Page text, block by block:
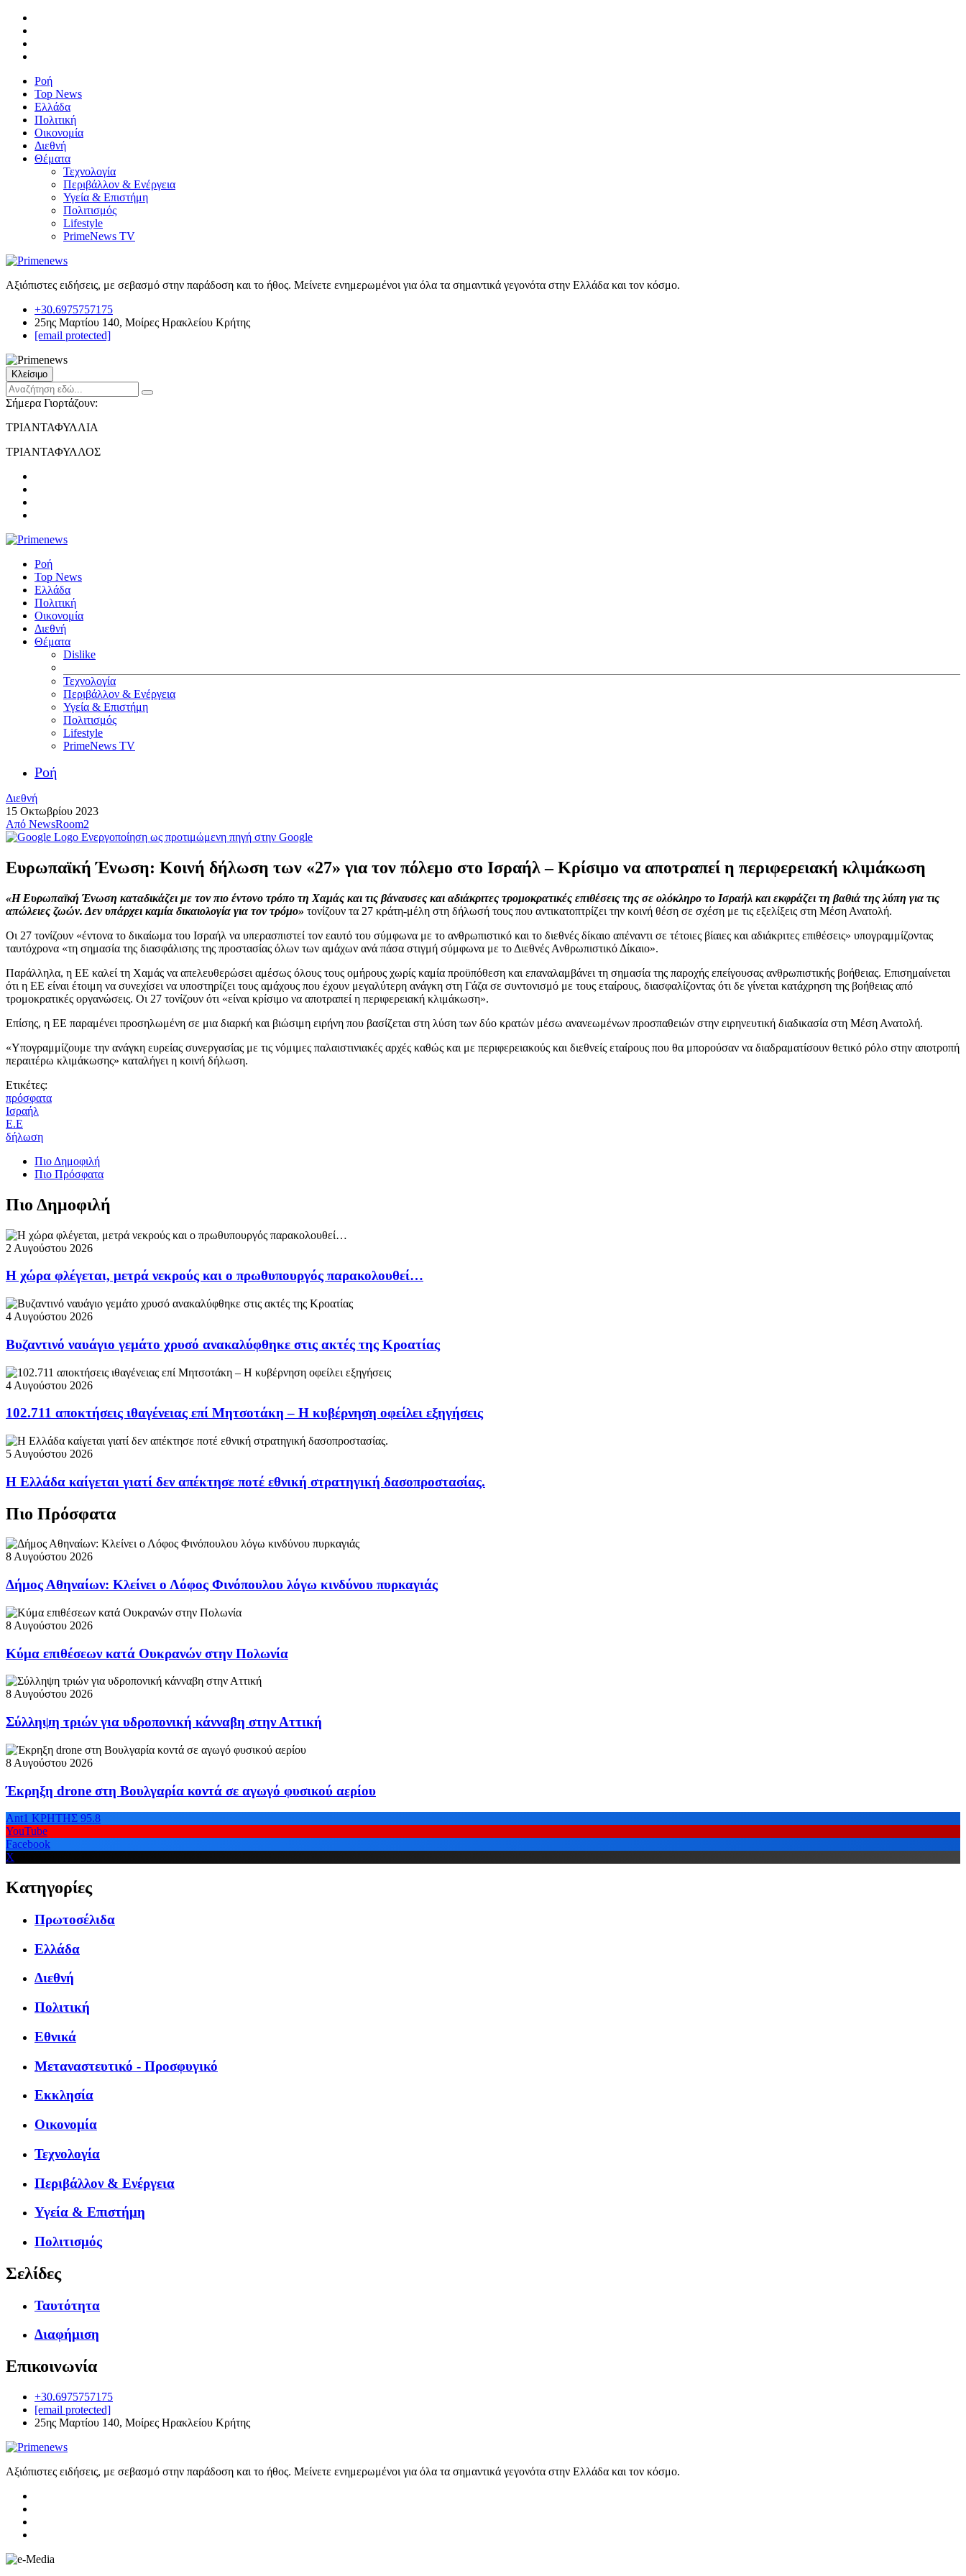
Ροή
Top News
Ελλάδα
Πολιτική
Οικονομία
Διεθνή
Θέματα
Τεχνολογία
Περιβάλλον & Ενέργεια
Υγεία & Επιστήμη
Πολιτισμός
Lifestyle
PrimeNews TV
Αξιόπιστες ειδήσεις, με σεβασμό στην παράδοση και το ήθος. Μείνετε ενημερωμένοι για όλα τα σημαντικά γεγονότα στην Ελλάδα και τον κόσμο.
+30.6975757175
25ης Μαρτίου 140, Μοίρες Ηρακλείου Κρήτης
[email protected]
Κλείσιμο
Σήμερα Γιορτάζουν:
ΤΡΙΑΝΤΑΦΥΛΛΙΑ
ΤΡΙΑΝΤΑΦΥΛΛΟΣ
Ροή
Top News
Ελλάδα
Πολιτική
Οικονομία
Διεθνή
Θέματα
Dislike
Τεχνολογία
Περιβάλλον & Ενέργεια
Υγεία & Επιστήμη
Πολιτισμός
Lifestyle
PrimeNews TV
Ροή
Διεθνή
15 Οκτωβρίου 2023
Από NewsRoom2
Ενεργοποίηση ως προτιμώμενη πηγή στην Google
Ευρωπαϊκή Ένωση: Κοινή δήλωση των «27» για τον πόλεμο στο Ισραήλ – Κρίσιμο να αποτραπεί η περιφερειακή κλιμάκωση
«Η Ευρωπαϊκή Ένωση καταδικάζει με τον πιο έντονο τρόπο τη Χαμάς και τις βάναυσες και αδιάκριτες τρομοκρατικές επιθέσεις της σε ολόκληρο το Ισραήλ και εκφράζει τη βαθιά της λύπη για τις
απώλειες ζωών. Δεν υπάρχει καμία δικαιολογία για τον τρόμο» τονίζουν τα 27 κράτη-μέλη στη δήλωσή τους που αντικατοπτρίζει την κοινή θέση σε σχέση με τις εξελίξεις στη Μέση Ανατολή.
Οι 27 τονίζουν «έντονα το δικαίωμα του Ισραήλ να υπερασπιστεί τον εαυτό του σύμφωνα με το ανθρωπιστικό και το διεθνές δίκαιο απέναντι σε τέτοιες βίαιες και αδιάκριτες επιθέσεις» υπογραμμίζοντας
ταυτόχρονα «τη σημασία της διασφάλισης της προστασίας όλων των αμάχων ανά πάσα στιγμή σύμφωνα με το Διεθνές Ανθρωπιστικό Δίκαιο».
Παράλληλα, η ΕΕ καλεί τη Χαμάς να απελευθερώσει αμέσως όλους τους ομήρους χωρίς καμία προϋπόθεση και επαναλαμβάνει τη σημασία της παροχής επείγουσας ανθρωπιστικής βοήθειας. Επισημαίνεται
ότι η ΕΕ είναι έτοιμη να συνεχίσει να υποστηρίζει τους αμάχους που έχουν μεγαλύτερη ανάγκη στη Γάζα σε συντονισμό με τους εταίρους, διασφαλίζοντας ότι δε γίνεται κατάχρηση της βοήθειας από
τρομοκρατικές οργανώσεις. Οι 27 τονίζουν ότι «είναι κρίσιμο να αποτραπεί η περιφερειακή κλιμάκωση».
Επίσης, η ΕΕ παραμένει προσηλωμένη σε μια διαρκή και βιώσιμη ειρήνη που βασίζεται στη λύση των δύο κρατών μέσω ανανεωμένων προσπαθειών στην ειρηνευτική διαδικασία στη Μέση Ανατολή.
«Υπογραμμίζουμε την ανάγκη ευρείας συνεργασίας με τις νόμιμες παλαιστινιακές αρχές καθώς και με περιφερειακούς και διεθνείς εταίρους που θα μπορούσαν να διαδραματίσουν θετικό ρόλο στην αποτροπή
περαιτέρω κλιμάκωσης» καταλήγει η κοινή δήλωση.
Ετικέτες:
πρόσφατα
Ισραήλ
Ε.Ε
δήλωση
Πιο Δημοφιλή
Πιο Πρόσφατα
Πιο Δημοφιλή
2 Αυγούστου 2026
Η χώρα φλέγεται, μετρά νεκρούς και ο πρωθυπουργός παρακολουθεί…
4 Αυγούστου 2026
Βυζαντινό ναυάγιο γεμάτο χρυσό ανακαλύφθηκε στις ακτές της Κροατίας
4 Αυγούστου 2026
102.711 αποκτήσεις ιθαγένειας επί Μητσοτάκη – Η κυβέρνηση οφείλει εξηγήσεις
5 Αυγούστου 2026
Η Ελλάδα καίγεται γιατί δεν απέκτησε ποτέ εθνική στρατηγική δασοπροστασίας.
Πιο Πρόσφατα
8 Αυγούστου 2026
Δήμος Αθηναίων: Κλείνει ο Λόφος Φινόπουλου λόγω κινδύνου πυρκαγιάς
8 Αυγούστου 2026
Κύμα επιθέσεων κατά Ουκρανών στην Πολωνία
8 Αυγούστου 2026
Σύλληψη τριών για υδροπονική κάνναβη στην Αττική
8 Αυγούστου 2026
Έκρηξη drone στη Βουλγαρία κοντά σε αγωγό φυσικού αερίου
Ant1 ΚΡΗΤΗΣ 95.8
YouTube
Facebook
X
Κατηγορίες
Πρωτοσέλιδα
Ελλάδα
Διεθνή
Πολιτική
Εθνικά
Μεταναστευτικό - Προσφυγικό
Εκκλησία
Οικονομία
Τεχνολογία
Περιβάλλον & Ενέργεια
Υγεία & Επιστήμη
Πολιτισμός
Σελίδες
Ταυτότητα
Διαφήμιση
Επικοινωνία
+30.6975757175
[email protected]
25ης Μαρτίου 140, Μοίρες Ηρακλείου Κρήτης
Αξιόπιστες ειδήσεις, με σεβασμό στην παράδοση και το ήθος. Μείνετε ενημερωμένοι για όλα τα σημαντικά γεγονότα στην Ελλάδα και τον κόσμο.